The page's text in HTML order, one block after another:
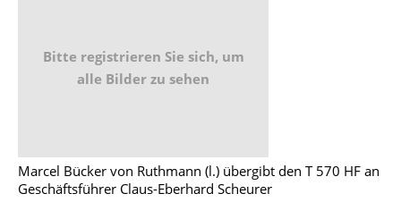
Bitte registrieren Sie sich, um
alle Bilder zu sehen
Marcel Bücker von Ruthmann (l.) übergibt den T 570 HF an
Geschäftsführer Claus-Eberhard Scheurer